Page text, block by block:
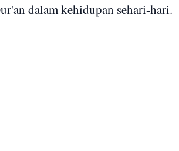
dalam kehidupan sehari-hari.